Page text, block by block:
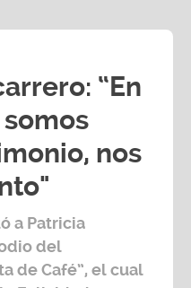
“En
nos
del
de Café”,
Felicidady